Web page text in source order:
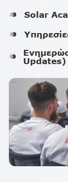
Solar
Updates)